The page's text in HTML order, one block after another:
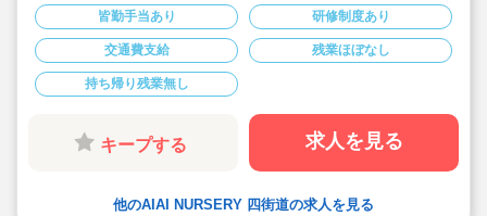
歓迎です
★早番、遅番で勤務したいなど。時間帯は柔軟にご相談
ください
★派遣スタッフの受け入れに慣れている園になりますの
で安心です
★保育士専任のコンサルタントがあなたの派遣就業を安
心サポートいたします
★英語は遊びを通して専任講師が年齢に応じて対応して
います。異文化にふれることで社会性や国際理解を深め
ています
★食育プログラムとして、食糧生産から消費までの過程
を体験することで、食や健康に対する興味を引き出して
★60名定員など中規模園を中心に「もう一つの家」をコ
皆勤手当あり 研修制度あり
交通費支給 残業ほぼなし
持ち帰り残業無し
キープする 求人を見る
他のAIAI NURSERY 四街道の求人を見る